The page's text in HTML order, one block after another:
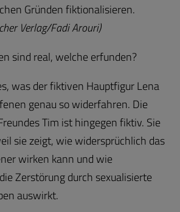
Gründen fiktionalisieren.
Verlag/Fadi Arouri)
sind real, welche erfunden?
was der fiktiven Hauptfigur Lena
genau so widerfahren. Die
Tim ist hingegen fiktiv. Sie
sie zeigt, wie widersprüchlich das
wirken kann und wie
Zerstörung durch sexualisierte
auswirkt.